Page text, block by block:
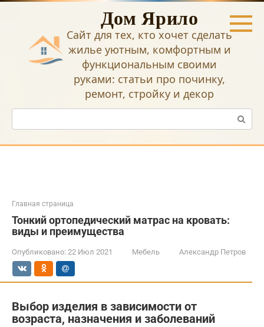
Перейти
Дом Ярило
Сайт для тех, кто хочет сделать
жилье уютным, комфортным и
функциональным своими
руками: статьи про починку,
ремонт, стройку и декор
Поиск:
Главная страница
Тонкий ортопедический матрас на кровать:
виды и преимущества
Опубликовано: 22 Июл 2021 Мебель Александр Петров
Выбор изделия в зависимости от
возраста, назначения и заболеваний